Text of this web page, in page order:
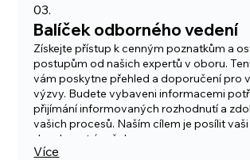
03.
Balíček odborného vedení
Získejte přístup k cenným poznatkům a
postupům od našich expertů v oboru.
vám poskytne přehled a doporučení pro
výzvy. Budete vybaveni informacemi
přijímání informovaných rozhodnutí a
vašich procesů. Naším cílem je posílit
dosahovat úspěchu.
Více